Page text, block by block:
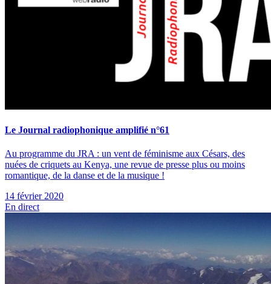
Le Journal radiophonique amplifié n°61
Au programme du JRA : un vent de féminisme aux Césars, des
nuées de criquets au Kenya, une revue de presse plus ou moins
romantique, de la danse et de la musique !
14 février 2020
En direct